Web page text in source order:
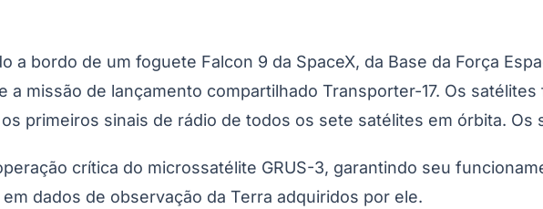
do Bom Jesus AraçariguamaCajamarCaieirasFranco da RochaFrancisco MoratoTaboão
a bordo de um foguete Falcon 9 da SpaceX, da Base da Força
a missão de lançamento compartilhado Transporter-17. Os
primeiros sinais de rádio de todos os sete satélites em órbita.
crítica do microssatélite GRUS-3, garantindo seu
dados de observação da Terra adquiridos por ele.